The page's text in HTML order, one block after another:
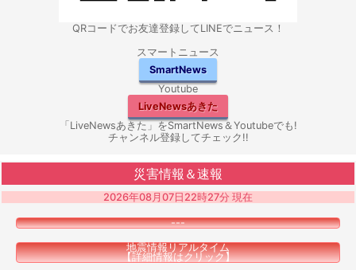
QRコードでお友達登録してLINEでニュース！
スマートニュース
SmartNews
Youtube
LiveNewsあきた
「LiveNewsあきた」をSmartNews＆Youtubeでも!
チャンネル登録してチェック!!
災害情報＆速報
2026年08月07日22時27分 現在
---
地震情報リアルタイム
【詳細情報はクリック】